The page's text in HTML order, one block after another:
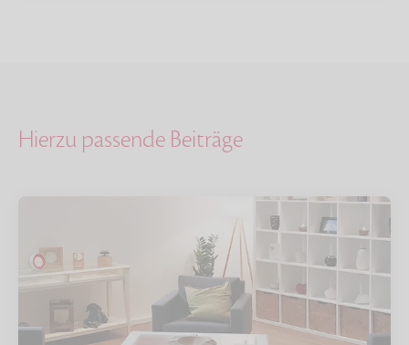
Hierzu passende Beiträge